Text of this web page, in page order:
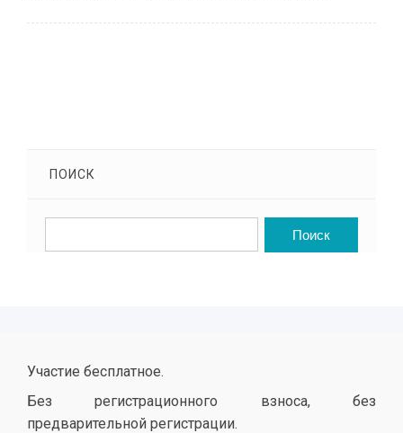
ПОИСК
Участие бесплатное.
Без регистрационного взноса, без
предварительной регистрации.